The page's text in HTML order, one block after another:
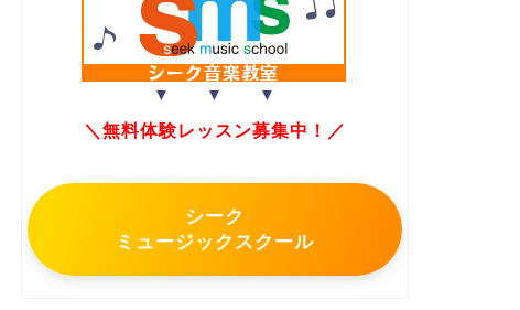
▼ ▼ ▼
＼無料体験レッスン募集中！／
シーク
ミュージックスクール